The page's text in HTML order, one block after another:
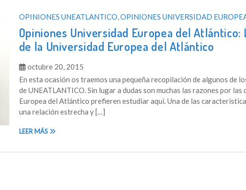
OPINIONES UNEATLANTICO,OPINIONES UNIVERSIDAD
Opiniones Universidad Europea del
de la Universidad Europea del Atlántico
octubre 20, 2015
En esta ocasión os traemos una pequeña recopilación de algunos de
de UNEATLANTICO. Sin lugar a dudas son muchas las razones por
Europea del Atlántico prefieren estudiar aquí. Una de las
una relación estrecha y […]
LEER MÁS